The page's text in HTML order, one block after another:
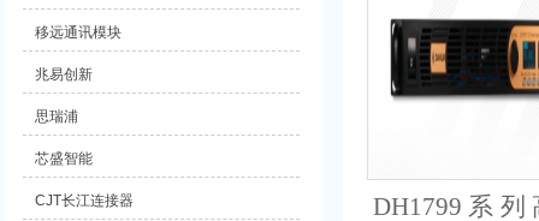
DH1799 系 列
移远通讯模块
兆易创新
思瑞浦
芯盛智能
CJT长江连接器